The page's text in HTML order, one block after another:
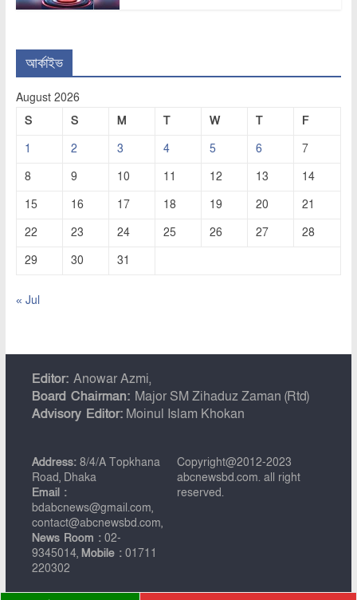
আর্কাইভ
August 2026
S
S M T W T
F
1
2 3 4 5 6
7
8
9 10 11 12 13
14
15
16 17 18 19 20
21
22
23 24 25 26 27
28
29
30 31
« Jul
Editor: Anowar Azmi,
Board Chairman: Major SM Zihaduz Zaman (Rtd)
Advisory Editor:Moinul Islam Khokan
Address:8/4/A Topkhana
Road, Dhaka
Email :
bdabcnews@gmail.com,
contact@abcnewsbd.com,
News Room :02-
9345014, Mobile :01711
220302
Copyright@2012-2023
abcnewsbd.com. all right
reserved.